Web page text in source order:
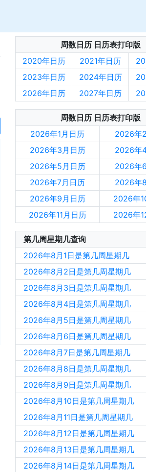
周数日历 日历表打印版
2020年日历
2021年日历
2023年日历
2024年日历
2026年日历
2027年日历
周数日历 日历表打印版
2026年1月日历
2026年
2026年3月日历
2026年
2026年5月日历
2026年
2026年7月日历
2026年
2026年9月日历
2026年
2026年11月日历
2026年
第几周星期几查询
2026年8月1日是第几周星期几
2026年8月2日是第几周星期几
2026年8月3日是第几周星期几
2026年8月4日是第几周星期几
2026年8月5日是第几周星期几
2026年8月6日是第几周星期几
2026年8月7日是第几周星期几
2026年8月8日是第几周星期几
2026年8月9日是第几周星期几
2026年8月10日是第几周星期几
2026年8月11日是第几周星期几
2026年8月12日是第几周星期几
2026年8月13日是第几周星期几
2026年8月14日是第几周星期几